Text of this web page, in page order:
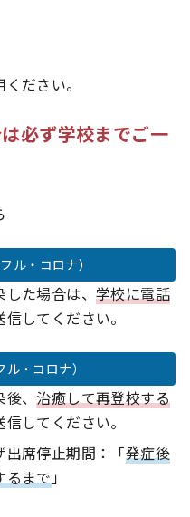
ださい。
必ず学校までご一
ル・コロナ）
た場合は、 学校に電話
してください。
・コロナ）
後、治癒して再登校する
してください。
止期間：「発症後
るまで」